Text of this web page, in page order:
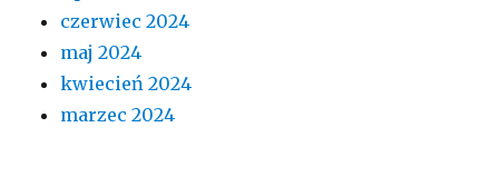
czerwiec 2024
maj 2024
kwiecień 2024
marzec 2024